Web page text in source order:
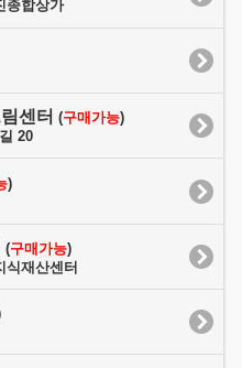
종합상가
센터 (구매가능)
20
)
(구매가능)
재산센터